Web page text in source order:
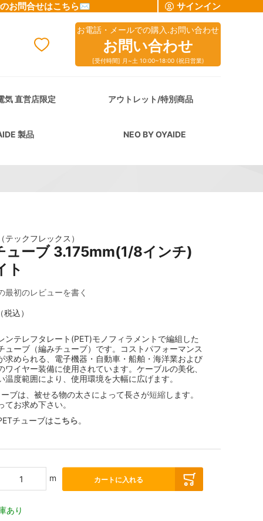
お問合せはこちら✉ サインイン
お電話・メールでの購入.お問い合わせ
お問い合わせ
[受付時間] 月~土 10:00~18:00 (祝日営業)
気 直営店限定 アウトレット/特別商品
製品 NEO BY OYAIDE
テックフレックス）
ューブ 3.175mm(1/8インチ)
ト
最初のレビューを書く
税込）
ンテレフタレート(PET)モノフィラメントで編組した
ューブ（編みチューブ）です。コストパフォーマンス
求められる、電子機器・自動車・船舶・海洋業および
ワイヤー装備に使用されています。ケーブルの美化、
温度範囲により、使用環境を大幅に広げます。
ブは、被せる物の太さによって長さが短縮します。
てお求め下さい。
チューブはこちら。
m カートに入れる
あり